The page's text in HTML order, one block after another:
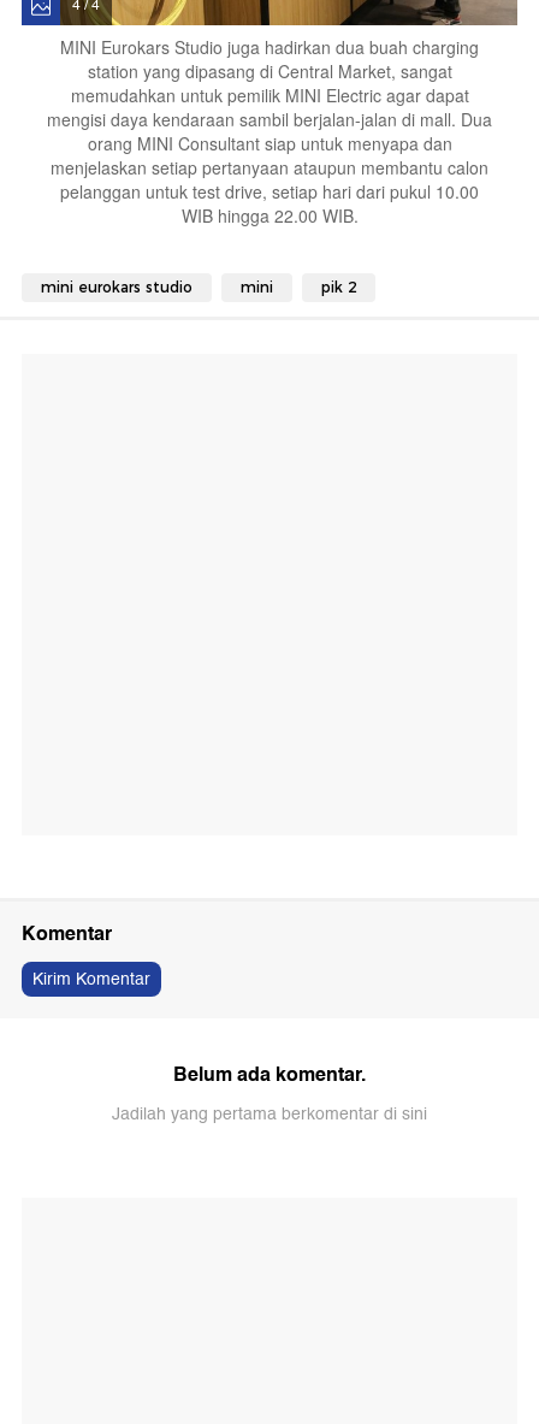
4 / 4
MINI Eurokars Studio juga hadirkan dua buah charging
station yang dipasang di Central Market, sangat
memudahkan untuk pemilik MINI Electric agar dapat
mengisi daya kendaraan sambil berjalan-jalan di mall. Dua
orang MINI Consultant siap untuk menyapa dan
menjelaskan setiap pertanyaan ataupun membantu calon
pelanggan untuk test drive, setiap hari dari pukul 10.00
WIB hingga 22.00 WIB.
mini eurokars studio mini pik 2
Komentar
Kirim Komentar
Belum ada komentar.
Jadilah yang pertama berkomentar di sini